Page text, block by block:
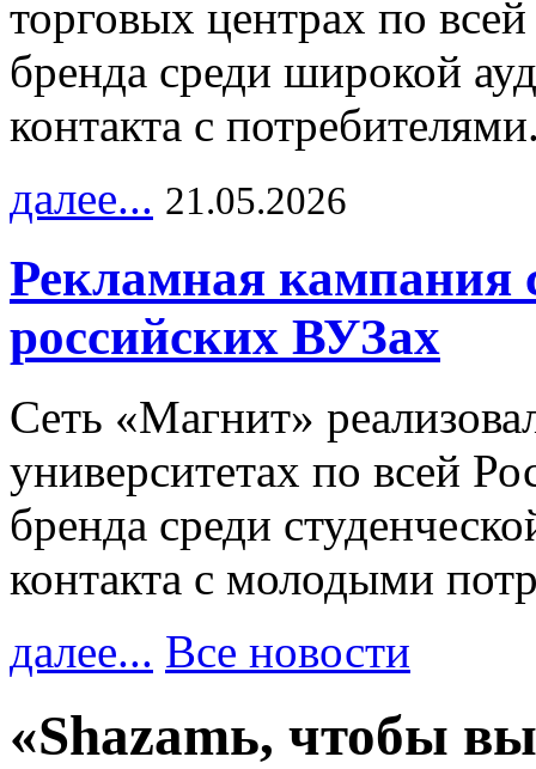
торговых центрах по
бренда среди широкой
контакта с
далее... 21.05.2026
Рекламная кампания
российских ВУЗах
Сеть «Магнит»
университетах по всей
бренда среди
контакта с молодыми
далее... Все новости
«Shazamь, чтобы